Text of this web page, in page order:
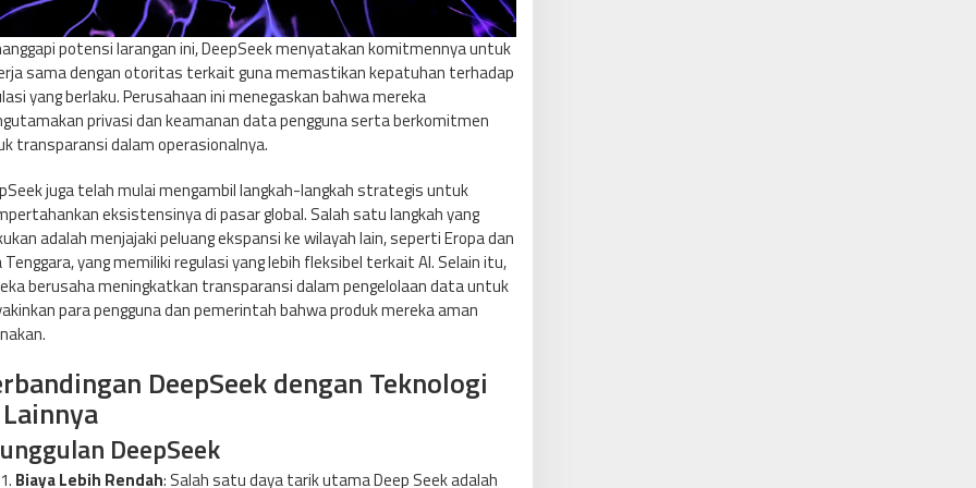
potensi larangan ini, DeepSeek menyatakan komitmennya untuk
sama dengan otoritas terkait guna memastikan kepatuhan terhadap
yang berlaku. Perusahaan ini menegaskan bahwa mereka
privasi dan keamanan data pengguna serta berkomitmen
transparansi dalam operasionalnya.
juga telah mulai mengambil langkah-langkah strategis untuk
eksistensinya di pasar global. Salah satu langkah yang
adalah menjajaki peluang ekspansi ke wilayah lain, seperti Eropa dan
Tenggara, yang memiliki regulasi yang lebih fleksibel terkait AI. Selain itu,
berusaha meningkatkan transparansi dalam pengelolaan data untuk
para pengguna dan pemerintah bahwa produk mereka aman
DeepSeek dengan Teknologi
DeepSeek
Biaya Lebih Rendah: Salah satu daya tarik utama Deep Seek adalah